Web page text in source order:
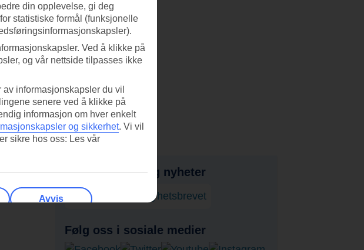
Få tilbud, tips og nyheter
Abonner på nyhetsbrevet
Følg oss i sosiale medier
din opplevelse, gi deg
statistiske formål (funksjonelle
Ved å klikke på
og vår nettside tilpasses ikke
informasjonskapsler du vil
senere ved å klikke på
informasjon om hver enkelt
og sikkerhet. Vi vil
sikre hos oss: Les vår
Avvis